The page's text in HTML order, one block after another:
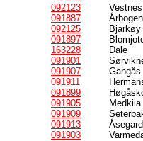
092123
Vestnes
091887
Årbogen
092125
091897
163228
Dale
091901
091907
Gangås
091911
091899
091905
Medkila
091909
091913
091903